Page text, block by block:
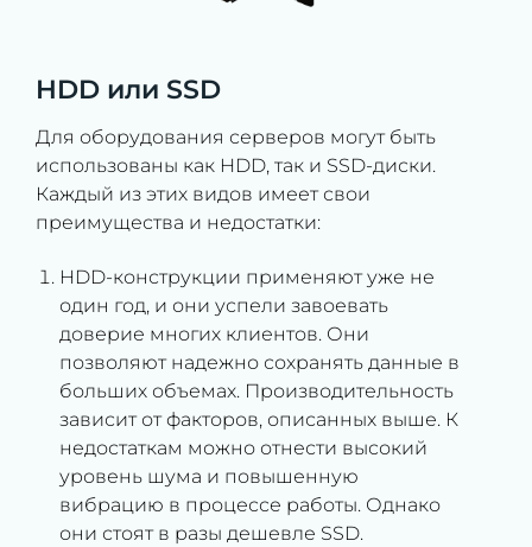
HDD или SSD
Для оборудования серверов могут быть
использованы как HDD, так и SSD-диски.
Каждый из этих видов имеет свои
преимущества и недостатки:
HDD-конструкции применяют уже не
один год, и они успели завоевать
доверие многих клиентов. Они
позволяют надежно сохранять данные в
больших объемах. Производительность
зависит от факторов, описанных выше. К
недостаткам можно отнести высокий
уровень шума и повышенную
вибрацию в процессе работы. Однако
они стоят в разы дешевле SSD.